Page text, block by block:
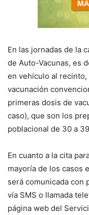
En las jornadas de la
de Auto-Vacunas, es
en vehículo al
vacunación
primeras dosis de
caso), que son los
poblacional de 30 a
En cuanto a la cita
mayoría de los casos
será comunicada con
vía SMS o llamada
página web del